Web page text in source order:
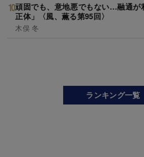
頑固でも、意地悪でもない…融通が
正体」〈風、薫る第95回〉
木俣 冬
ランキング一覧